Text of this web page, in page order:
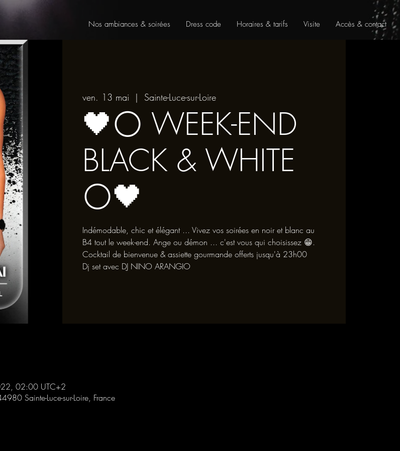
Nos ambiances & soirées Dress code Horaires & tarifs Visite Accès & contact
ven. 13 mai
  |
Sainte-Luce-sur-Loire
🖤⚪️ WEEK-END
BLACK & WHITE
⚪️🖤
Indémodable, chic et élégant ... Vivez vos soirées en noir et blanc au
B4 tout le week-end. Ange ou démon ... c'est vous qui choisissez 😁.
Cocktail de bienvenue & assiette gourmande offerts jusqu'à 23h00
Dj set avec DJ NINO ARANGIO
02:00 UTC+2
Sainte-Luce-sur-Loire, France